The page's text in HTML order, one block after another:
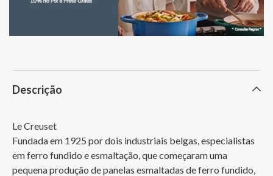
Descrição
Le Creuset
Fundada em 1925 por dois industriais belgas, especialistas
em ferro fundido e esmaltação, que começaram uma
pequena produção de panelas esmaltadas de ferro fundido,